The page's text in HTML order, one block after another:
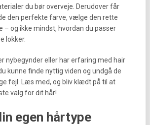
du bør overveje. Derudover får
den perfekte farve, vælge den rette
– og ikke mindst, hvordan du passer
lokker.
nybegynder eller har erfaring med hair
kunne finde nyttig viden og undgå de
fejl. Læs med, og bliv klædt på til at
valg for dit hår!
egen hårtype